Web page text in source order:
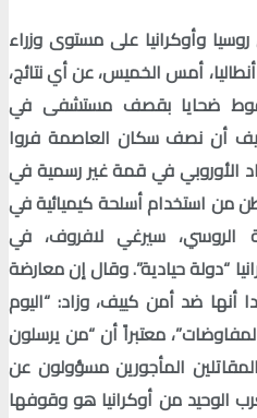
وأوكرانيا على مستوى وزراء
أمس الخميس، عن أي نتائج،
ضحايا بقصف مستشفى في
أن نصف سكان العاصمة فروا
الأوروبي في قمة غير رسمية في
من استخدام أسلحة كيميائية في
الروسي، سيرغي لافروف، في
“دولة حيادية”. وقال إن معارضة
أنها ضد أمن كييف، وزاد: “اليوم
معتبراً أن “من يرسلون
المأجورين مسؤولون عن
الوحيد من أوكرانيا هو وقوفها